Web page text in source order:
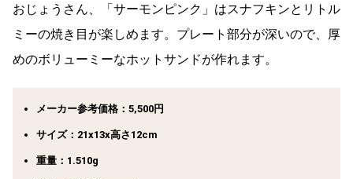
おじょうさん、「サーモンピンク」はスナフキンとリトル
ミーの焼き目が楽しめます。プレート部分が深いので、厚
めのボリューミーなホットサンドが作れます。
メーカー参考価格：5,500円
サイズ：21x13x高さ12cm
重量：1.510g